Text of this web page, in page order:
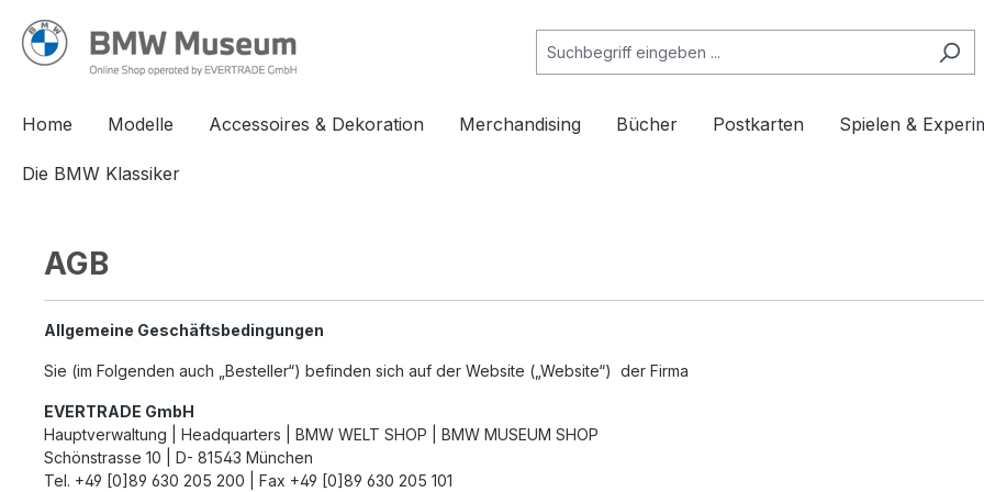
Home Modelle Accessoires & Dekoration Merchandising Bücher Postkarten Spielen &
Die BMW Klassiker
AGB
Allgemeine Geschäftsbedingungen
Sie (im Folgenden auch „Besteller“) befinden sich auf der Website („Website“) der Firma
EVERTRADE GmbH
Hauptverwaltung | Headquarters | BMW WELT SHOP | BMW MUSEUM SHOP
Schönstrasse 10 | D- 81543 München
Tel. +49 [0]89 630 205 200 | Fax +49 [0]89 630 205 101